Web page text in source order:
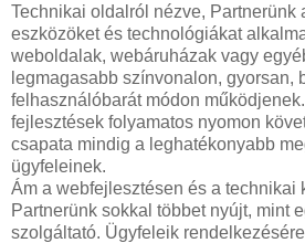
Technikai oldalról nézve, Partnerünk
eszközöket és technológiákat
weboldalak, webáruházak vagy
legmagasabb színvonalon, gyorsan,
felhasználóbarát módon
fejlesztések folyamatos nyomon
csapata mindig a leghatékonyabb
ügyfeleinek.
Ám a webfejlesztésen és a technikai
Partnerünk sokkal többet nyújt, mint
szolgáltató. Ügyfeleik